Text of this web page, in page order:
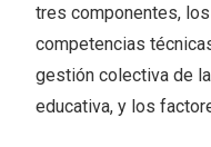
tres componentes,
competencias
gestión colectiva de
educativa, y los